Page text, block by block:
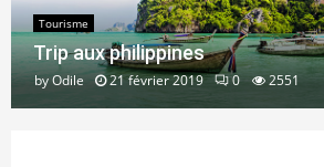
Tourisme
Trip aux philippines
byOdile 21 février 2019 0 2551